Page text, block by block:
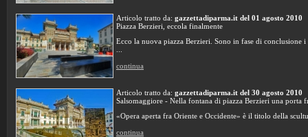
Articolo tratto da: gazzettadiparma.it del 01 agosto 2010
Piazza Berzieri, eccola finalmente
Ecco la nuova piazza Berzieri. Sono in fase di conclusione
continua
Articolo tratto da: gazzettadiparma.it del 30 agosto 2010
Salsomaggiore - Nella fontana di piazza Berzieri una porta
«Opera aperta fra Oriente e Occidente» è il titolo della
continua